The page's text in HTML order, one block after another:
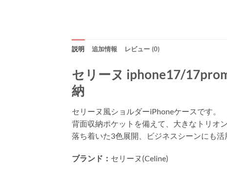
説明 追加情報 レビュー (0)
セリーヌ iphone17/
納
セリーヌ風ショルダーiPhoneケースです。
背面収納ポケットを備えて、大きなトリオ
落ち着いた3色展開、ビジネスシーンにも活
ブランド： セリーヌ(Celine)